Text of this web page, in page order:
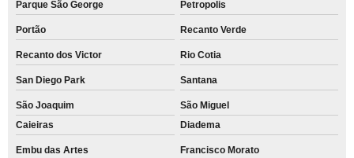
Parque São George Petropolis
Portão Recanto Verde
Recanto dos Victor Rio Cotia
San Diego Park Santana
São Joaquim
São Miguel
Caieiras
Diadema
Embu das Artes Francisco Morato